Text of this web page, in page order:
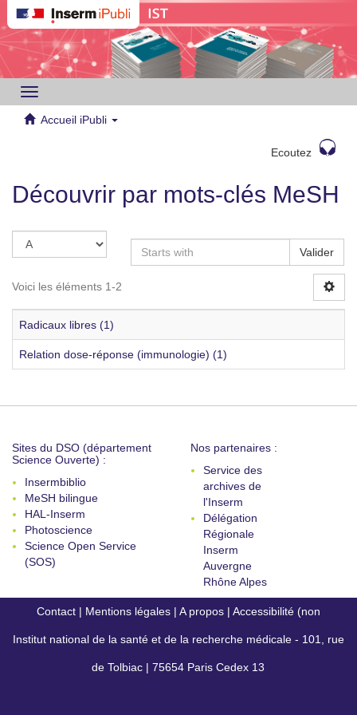
Toggle
navigation
Accueil iPubli
Ecoutez
Découvrir par mots-clés MeSH
Valider
Voici les éléments 1-2
Radicaux libres (1)
Relation dose-réponse (immunologie) (1)
Sites du DSO (département
Science Ouverte) :
Insermbiblio
MeSH bilingue
HAL-Inserm
Photoscience
Science Open Service
(SOS)
Nos partenaires :
Service des
archives de
l'Inserm
Délégation
Régionale
Inserm
Auvergne
Rhône Alpes
Contact | Mentions légales | A propos | Accessibilité (non
conforme)
Institut national de la santé et de la recherche médicale - 101, rue
de Tolbiac | 75654 Paris Cedex 13